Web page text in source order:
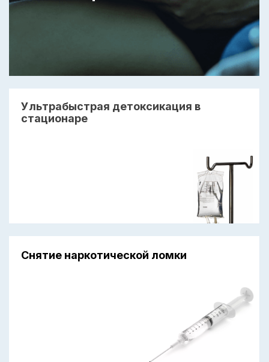
Ультрабыстрая детоксикация в
стационаре
Снятие наркотической ломки